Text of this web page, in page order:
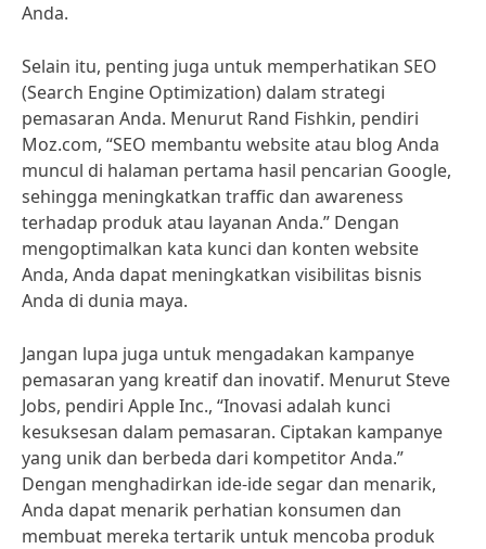
Anda.
Selain itu, penting juga untuk memperhatikan SEO
(Search Engine Optimization) dalam strategi
pemasaran Anda. Menurut Rand Fishkin, pendiri
Moz.com, “SEO membantu website atau blog Anda
muncul di halaman pertama hasil pencarian Google,
sehingga meningkatkan traffic dan awareness
terhadap produk atau layanan Anda.” Dengan
mengoptimalkan kata kunci dan konten website
Anda, Anda dapat meningkatkan visibilitas bisnis
Anda di dunia maya.
Jangan lupa juga untuk mengadakan kampanye
pemasaran yang kreatif dan inovatif. Menurut Steve
Jobs, pendiri Apple Inc., “Inovasi adalah kunci
kesuksesan dalam pemasaran. Ciptakan kampanye
yang unik dan berbeda dari kompetitor Anda.”
Dengan menghadirkan ide-ide segar dan menarik,
Anda dapat menarik perhatian konsumen dan
membuat mereka tertarik untuk mencoba produk